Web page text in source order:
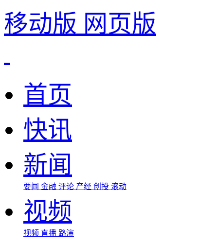
移动版 网页版
首页
快讯
新闻
要闻 金融 评论 产经 创投 滚动
视频
视频 直播 路演